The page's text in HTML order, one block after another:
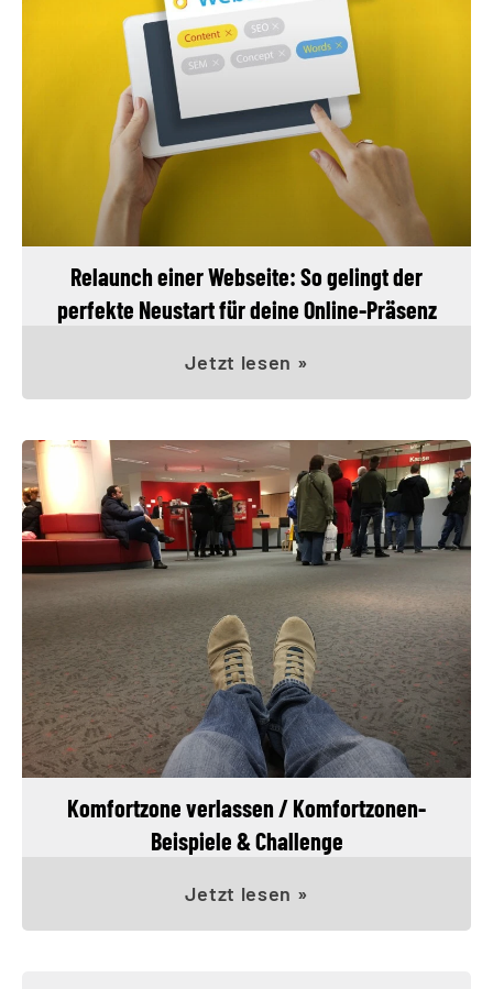
Relaunch einer Webseite: So gelingt der
perfekte Neustart für deine Online-Präsenz
Jetzt lesen »
Komfortzone verlassen / Komfortzonen-
Beispiele & Challenge
Jetzt lesen »